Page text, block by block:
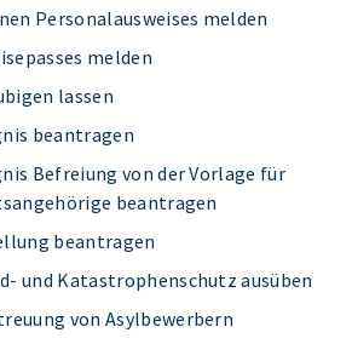
Personalausweises melden
melden
lassen
beantragen
Befreiung von der Vorlage für
beantragen
beantragen
und Katastrophenschutz ausüben
von Asylbewerbern